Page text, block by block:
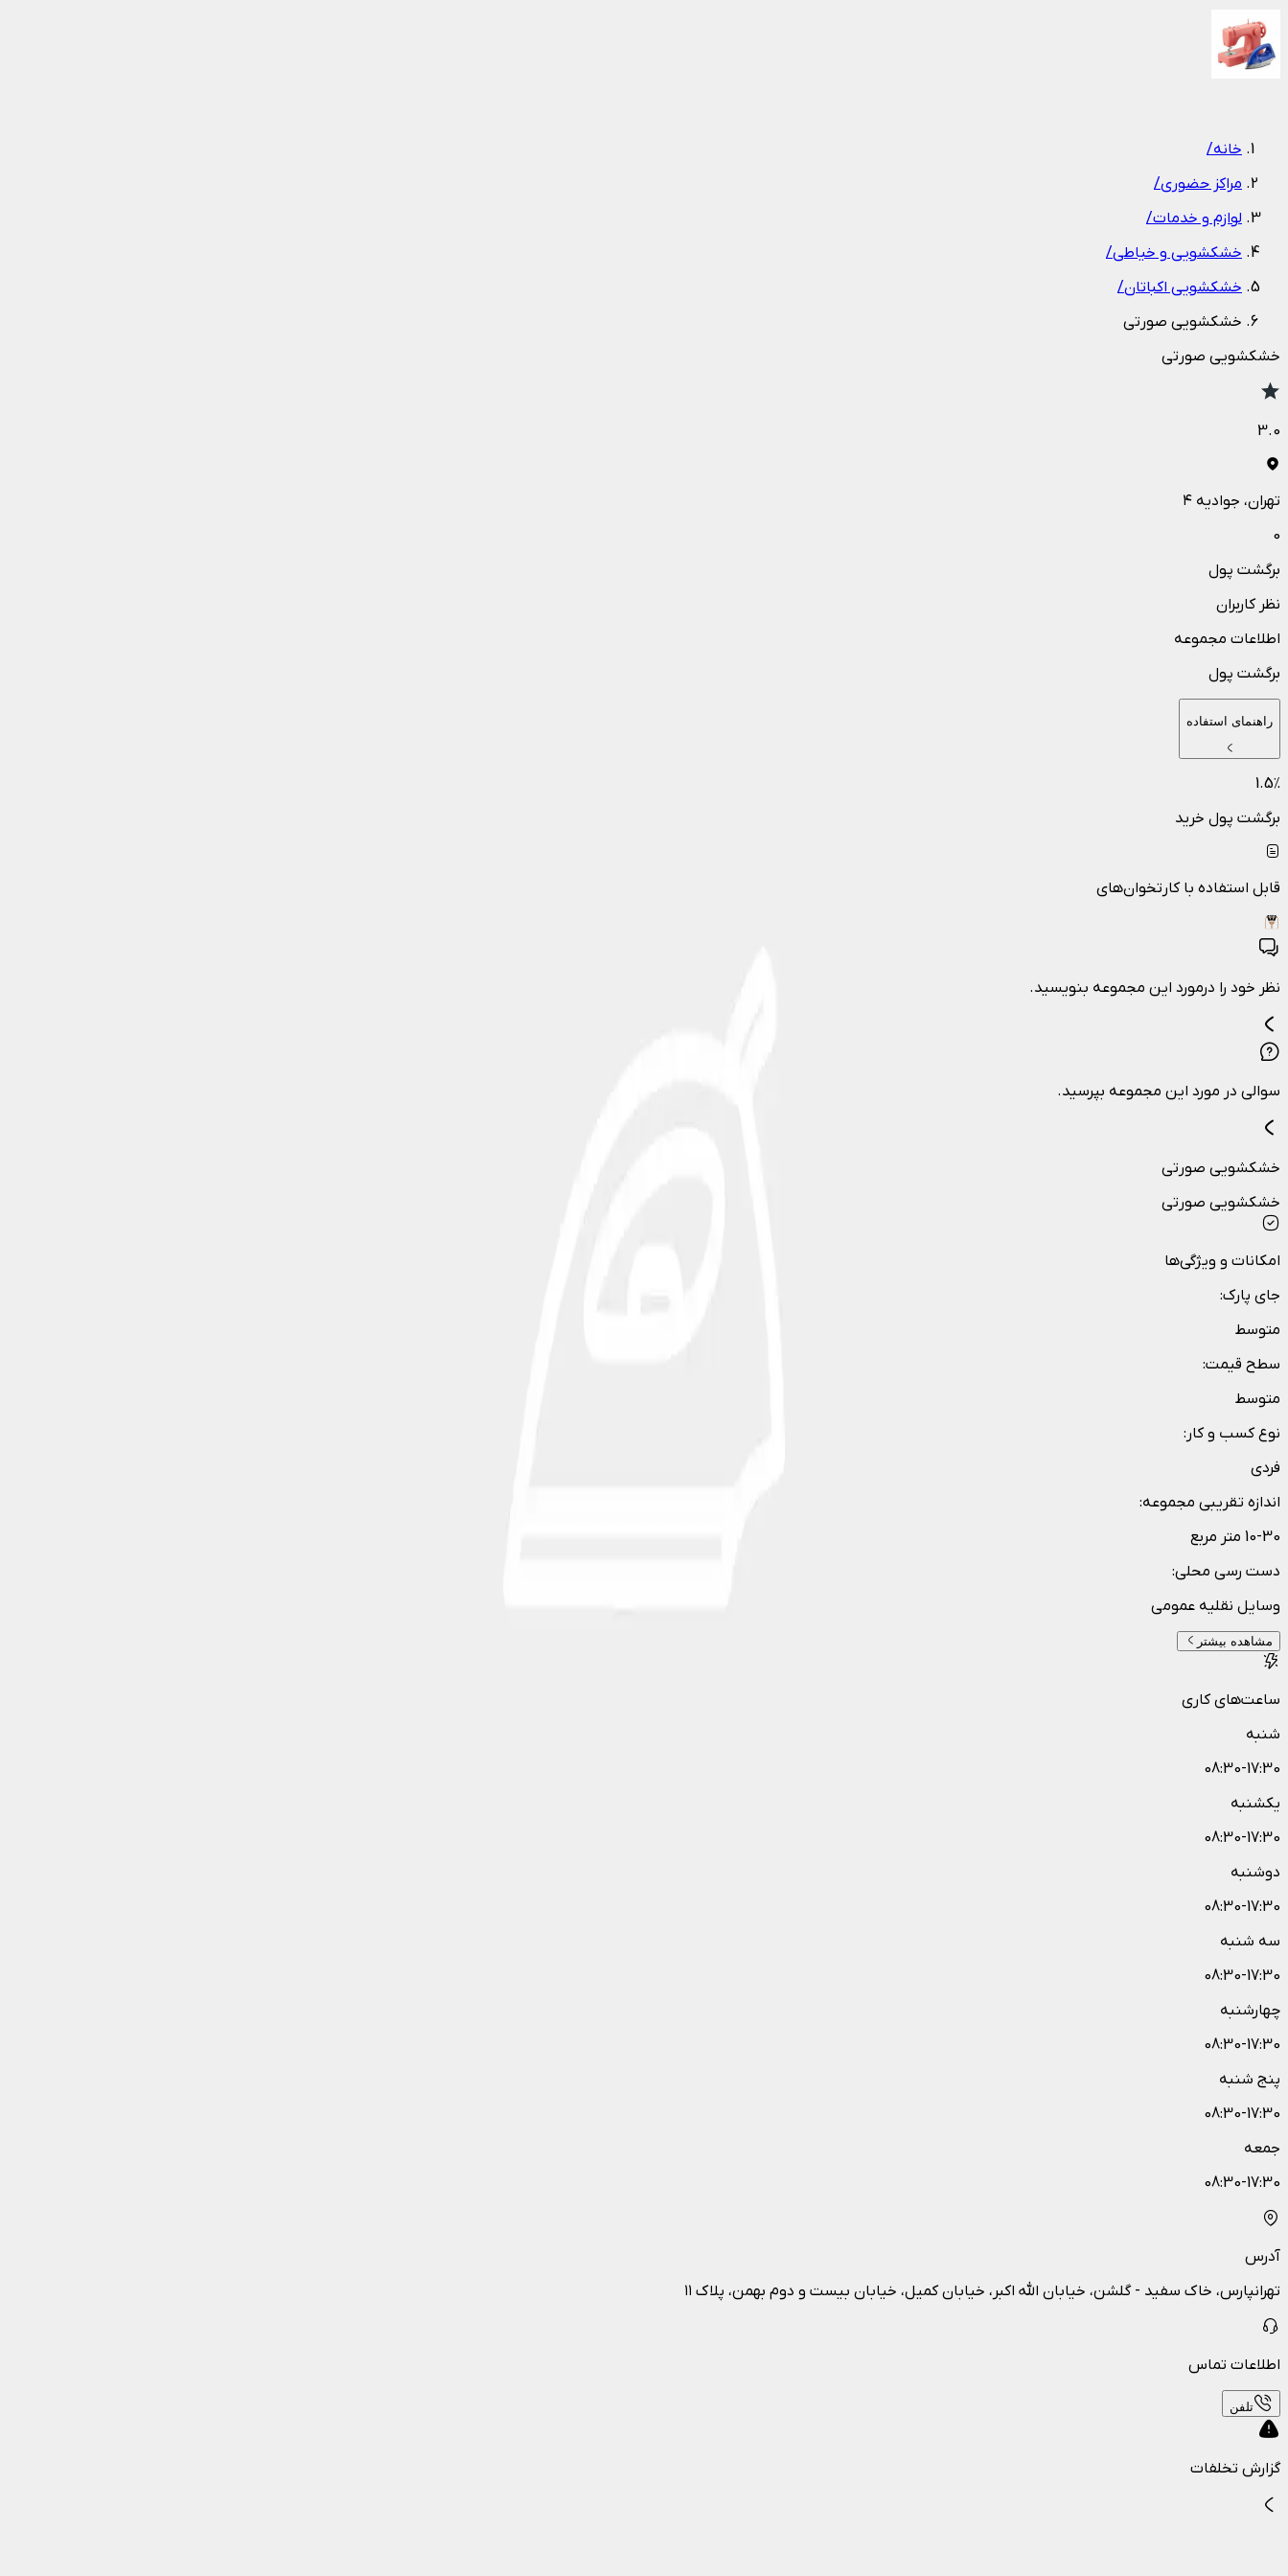
خانه/
مراکز حضوری/
لوازم و خدمات/
خشکشویی و خیاطی/
خشکشویی اکباتان/
خشکشویی صورتی
خشکشویی صورتی
3.0
تهران، جوادیه ۴
0
برگشت پول
نظر کاربران
اطلاعات مجموعه
برگشت پول
راهنمای استفاده
1.5٪
برگشت پول خرید
قابل استفاده با کارتخوان‌های
نظر خود را درمورد این مجموعه بنویسید.
سوالی در مورد این مجموعه بپرسید.
خشکشویی صورتی
خشکشویی صورتی
امکانات و ویژگی‌ها
جای پارک:
متوسط
سطح قیمت:
متوسط
نوع کسب و کار :
فردی
اندازه تقریبی مجموعه:
10-30 متر مربع
دست رسی محلی:
وسایل نقلیه عمومی
مشاهده بیشتر
ساعت‌های کاری
شنبه
08:30-17:30
یکشنبه
08:30-17:30
دوشنبه
08:30-17:30
سه شنبه
08:30-17:30
چهارشنبه
08:30-17:30
پنج شنبه
08:30-17:30
جمعه
08:30-17:30
آدرس
تهرانپارس، خاک سفید - گلشن، خیابان الله اکبر، خیابان کمیل، خیابان بیست و دوم بهمن، پلاک ۱۱
اطلاعات تماس
تلفن
گزارش تخلفات